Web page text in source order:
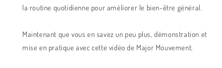
la routine quotidienne pour améliorer le bien-être général.
Maintenant que vous en savez un peu plus, démonstration et
mise en pratique avec cette vidéo de Major Mouvement.